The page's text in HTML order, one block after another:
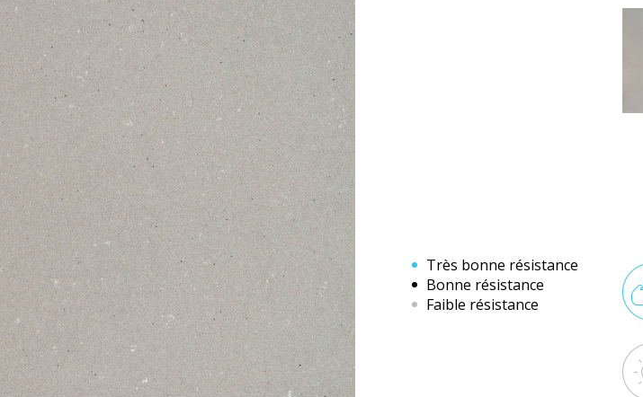
Très bonne résistance
Bonne résistance
Faible résistance